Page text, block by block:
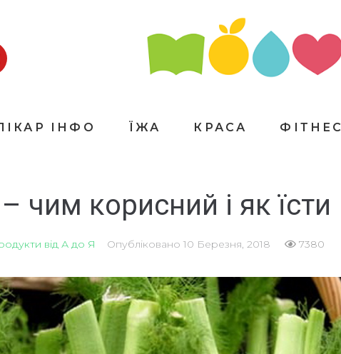
ІНФО ЇЖА КРАСА ФІТНЕС
чим корисний і як їсти
від А до Я Опубліковано 10 Березня, 2018 7380